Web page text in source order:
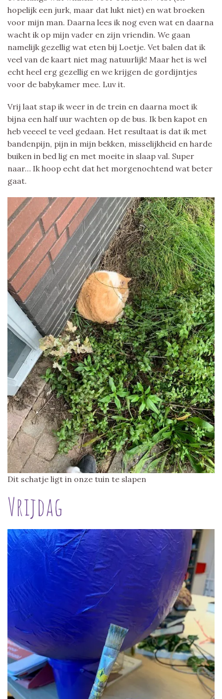
hopelijk een jurk, maar dat lukt niet) en wat broeken
voor mijn man. Daarna lees ik nog even wat en daarna
wacht ik op mijn vader en zijn vriendin. We gaan
namelijk gezellig wat eten bij Loetje. Vet balen dat ik
veel van de kaart niet mag natuurlijk! Maar het is wel
echt heel erg gezellig en we krijgen de gordijntjes
voor de babykamer mee. Luv it.
Vrij laat stap ik weer in de trein en daarna moet ik
bijna een half uur wachten op de bus. Ik ben kapot en
heb veeeel te veel gedaan. Het resultaat is dat ik met
bandenpijn, pijn in mijn bekken, misselijkheid en harde
buiken in bed lig en met moeite in slaap val. Super
naar… Ik hoop echt dat het morgenochtend wat beter
gaat.
Dit schatje ligt in onze tuin te slapen
Vrijdag